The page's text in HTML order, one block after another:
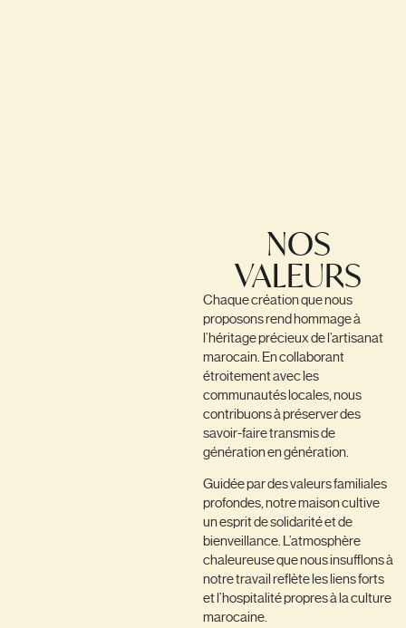
NOS
VALEURS
Chaque création que nous
proposons rend hommage à
l’héritage précieux de l’artisanat
marocain. En collaborant
étroitement avec les
communautés locales, nous
contribuons à préserver des
savoir-faire transmis de
génération en génération.
Guidée par des valeurs familiales
profondes, notre maison cultive
un esprit de solidarité et de
bienveillance. L’atmosphère
chaleureuse que nous insufflons à
notre travail reflète les liens forts
et l’hospitalité propres à la culture
marocaine.